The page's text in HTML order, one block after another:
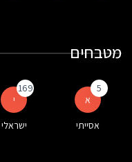
מטבחים
א
5
אסייתי
י
169
ישראלי